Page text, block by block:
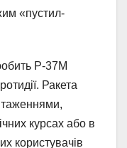
«пустил-
Р-37М
Ракета
курсах або в
користувачів